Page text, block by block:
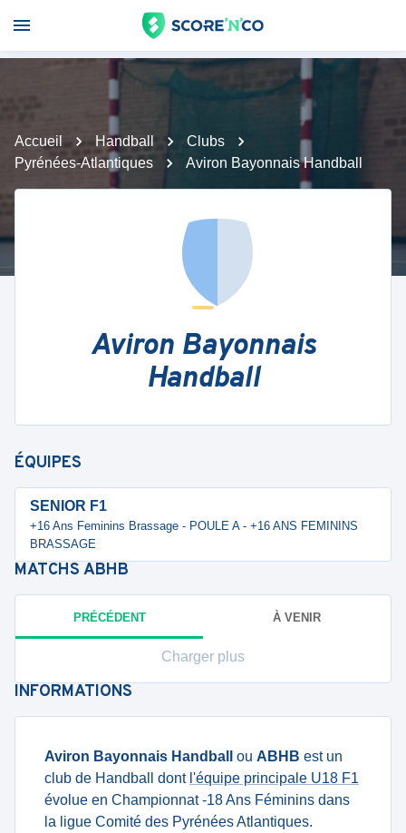
Accueil Handball
Clubs
Pyrénées-Atlantiques
Aviron Bayonnais Handball
Aviron Bayonnais
Handball
ÉQUIPES
SENIOR F1
+16 Ans Feminins Brassage - POULE A - +16 ANS FEMININS
BRASSAGE
MATCHS ABHB
PRÉCÉDENT À VENIR
Charger plus
INFORMATIONS
Aviron Bayonnais Handball ou ABHB est un
club de Handball dont l'équipe principale U18 F1
évolue en Championnat -18 Ans Féminins dans
la ligue Comité des Pyrénées Atlantiques.